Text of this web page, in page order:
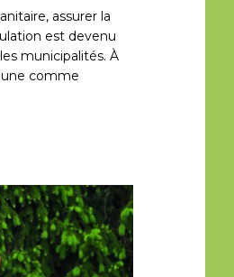
assurer la
est devenu
municipalités. À
comme